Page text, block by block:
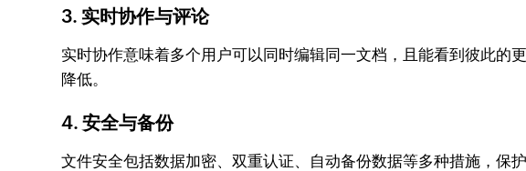
3. 实时协作与评论
实时协作意味着多个用户可以同时编辑同一文档，且能看到彼此的
降低。
4. 安全与备份
文件安全包括数据加密、双重认证、自动备份数据等多种措施，保